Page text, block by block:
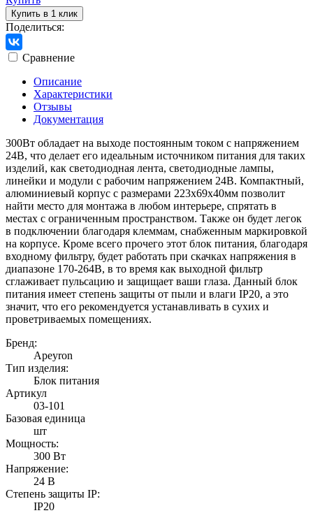
Купить в 1 клик
Поделиться:
Сравнение
Описание
Характеристики
Отзывы
Документация
300Вт обладает на выходе постоянным током с напряжением
24В, что делает его идеальным источником питания для таких
изделий, как светодиодная лента, светодиодные лампы,
линейки и модули с рабочим напряжением 24В. Компактный,
алюминиевый корпус с размерами 223х69х40мм позволит
найти место для монтажа в любом интерьере, спрятать в
местах с ограниченным пространством. Также он будет легок
в подключении благодаря клеммам, снабженным маркировкой
на корпусе. Кроме всего прочего этот блок питания, благодаря
входному фильтру, будет работать при скачках напряжения в
диапазоне 170-264В, в то время как выходной фильтр
сглаживает пульсацию и защищает ваши глаза. Данный блок
питания имеет степень защиты от пыли и влаги IP20, а это
значит, что его рекомендуется устанавливать в сухих и
проветриваемых помещениях.
Бренд:
Apeyron
Тип изделия:
Блок питания
Артикул
03-101
Базовая единица
шт
Мощность:
300 Вт
Напряжение:
24 В
Степень защиты IP:
IP20